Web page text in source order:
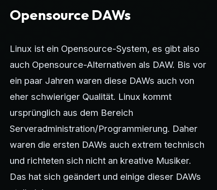
Opensource DAWs
Linux ist ein Opensource-System, es gibt also
auch Opensource-Alternativen als DAW. Bis vor
ein paar Jahren waren diese DAWs auch von
eher schwieriger Qualität. Linux kommt
ursprünglich aus dem Bereich
Serveradministration/Programmierung. Daher
waren die ersten DAWs auch extrem technisch
und richteten sich nicht an kreative Musiker.
Das hat sich geändert und einige dieser DAWs